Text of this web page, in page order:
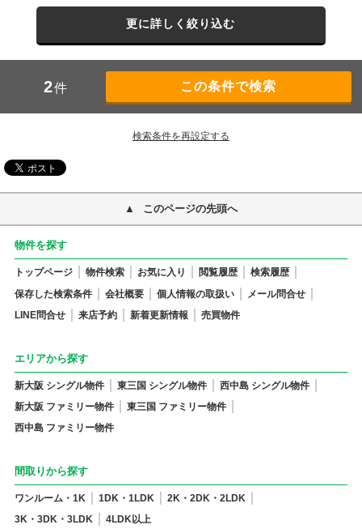
更に詳しく絞り込む
2件
検索条件を再設定する
このページの先頭へ
物件を探す
トップページ 物件検索 お気に入り 閲覧履歴
検索履歴
保存した検索条件
会社概要 個人情報の取扱い
メール問合せ
LINE問合せ
来店予約 新着更新情報 売買物件
エリアから探す
新大阪 シングル物件 東三国 シングル物件
西中島 シングル物件
新大阪 ファミリー物件
東三国 ファミリー物件
西中島 ファミリー物件
間取りから探す
ワンルーム・1K 1DK・1LDK
2K・2DK・2LDK
3K・3DK・3LDK
4LDK以上